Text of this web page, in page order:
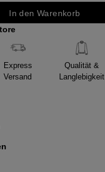
In den Warenkorb
Express
Versand
Qualität &
Langlebigkeit